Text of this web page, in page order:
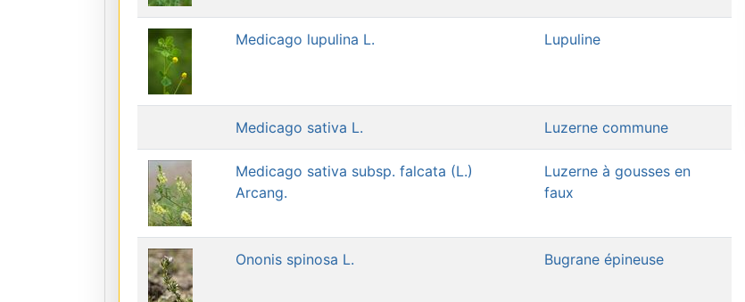
Medicago lupulina L. Lupuline
Medicago sativa L. Luzerne commune
Medicago sativa subsp. falcata (L.)
Arcang.
Luzerne à gousses en
faux
Ononis spinosa L. Bugrane épineuse